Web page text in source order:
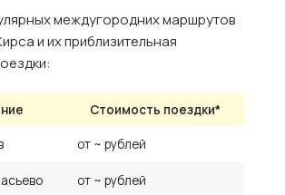
междугородних маршрутов
и их приблизительная
Стоимость поездки*
от ~ рублей
от ~ рублей